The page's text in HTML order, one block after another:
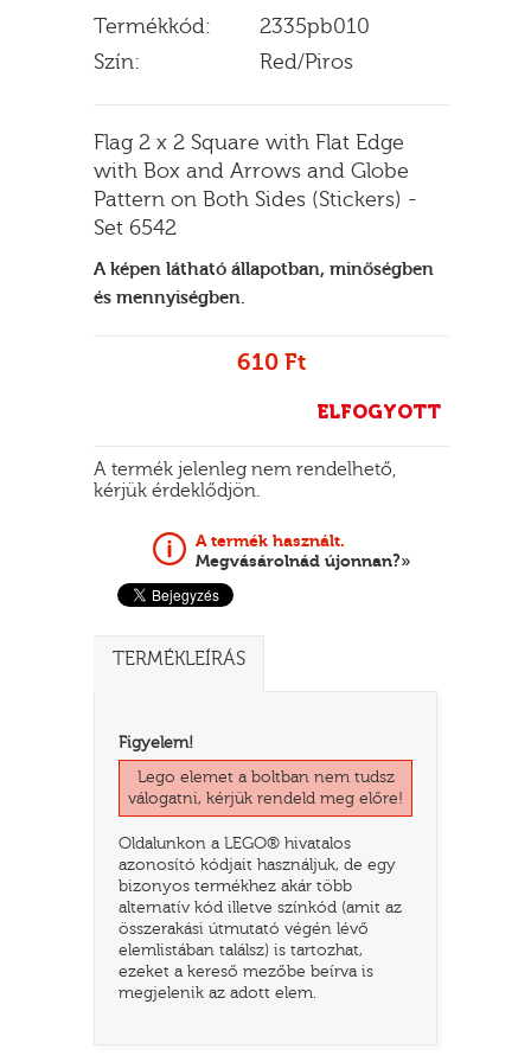
Termékkód:
2335pb010
Szín:
Red/Piros
Flag 2 x 2 Square with Flat Edge
with Box and Arrows and Globe
Pattern on Both Sides (Stickers) -
Set 6542
A képen látható állapotban, minőségben
és mennyiségben.
610 Ft
ELFOGYOTT
A termék jelenleg nem rendelhető,
kérjük érdeklődjön.
A termék használt.
Megvásárolnád újonnan?»
TERMÉKLEÍRÁS
Figyelem!
Lego elemet a boltban nem tudsz
válogatni, kérjük rendeld meg előre!
Oldalunkon a LEGO® hivatalos
azonosító kódjait használjuk, de egy
bizonyos termékhez akár több
alternatív kód illetve színkód (amit az
összerakási útmutató végén lévő
elemlistában találsz) is tartozhat,
ezeket a kereső mezőbe beírva is
megjelenik az adott elem.